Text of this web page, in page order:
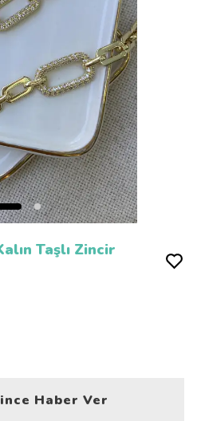
Taşlı Zincir
Haber Ver